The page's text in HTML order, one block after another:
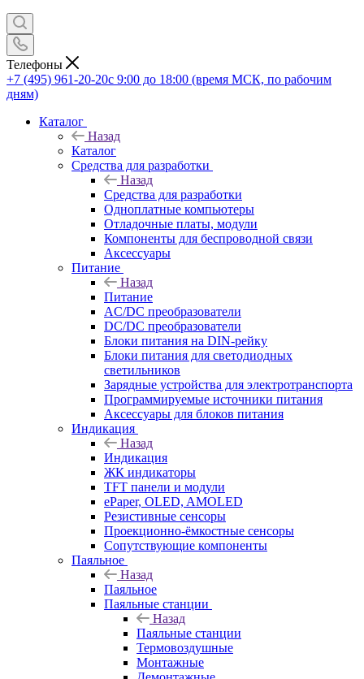
Телефоны
+7 (495) 961-20-20с 9:00 до 18:00 (время МСК, по рабочим
дням)
Каталог
Назад
Каталог
Средства для разработки
Назад
Средства для разработки
Одноплатные компьютеры
Отладочные платы, модули
Компоненты для беспроводной связи
Аксессуары
Питание
Назад
Питание
AC/DC преобразователи
DC/DC преобразователи
Блоки питания на DIN-рейку
Блоки питания для светодиодных
светильников
Зарядные устройства для электротранспорта
Программируемые источники питания
Аксессуары для блоков питания
Индикация
Назад
Индикация
ЖК индикаторы
TFT панели и модули
ePaper, OLED, AMOLED
Резистивные сенсоры
Проекционно-ёмкостные сенсоры
Сопутствующие компоненты
Паяльное
Назад
Паяльное
Паяльные станции
Назад
Паяльные станции
Термовоздушные
Монтажные